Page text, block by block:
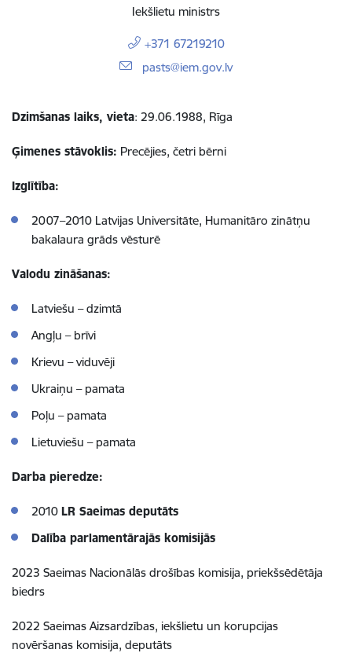
Iekšlietu ministrs
+371 67219210
E-pasts:
pasts@iem.gov.lv
Dzimšanas laiks, vieta: 29.06.1988, Rīga
Ģimenes stāvoklis: Precējies, četri bērni
Izglītība:
2007–2010 Latvijas Universitāte, Humanitāro zinātņu
bakalaura grāds vēsturē
Valodu zināšanas:
Latviešu – dzimtā
Angļu – brīvi
Krievu – viduvēji
Ukraiņu – pamata
Poļu – pamata
Lietuviešu – pamata
Darba pieredze:
2010 LR Saeimas deputāts
Dalība parlamentārajās komisijās
2023 Saeimas Nacionālās drošības komisija, priekšsēdētāja
biedrs
2022 Saeimas Aizsardzības, iekšlietu un korupcijas
novēršanas komisija, deputāts